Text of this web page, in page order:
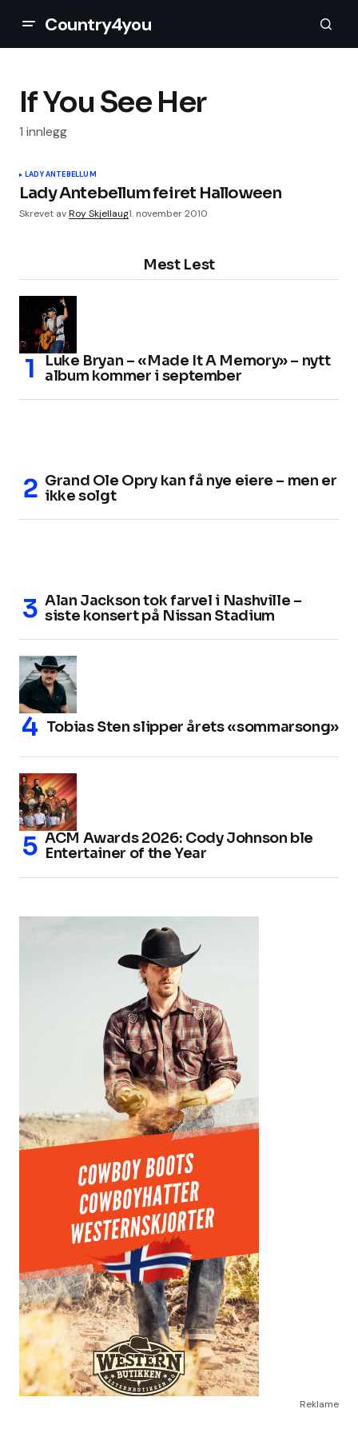
Country4you
If You See Her
1 innlegg
LADY ANTEBELLUM
Lady Antebellum feiret Halloween
Skrevet avRoy Skjellaug1. november 2010
Mest Lest
Luke Bryan – «Made It A Memory» – nytt
album kommer i september
Grand Ole Opry kan få nye eiere – men er
ikke solgt
Alan Jackson tok farvel i Nashville –
siste konsert på Nissan Stadium
Tobias Sten slipper årets «sommarsong»
ACM Awards 2026: Cody Johnson ble
Entertainer of the Year
Reklame